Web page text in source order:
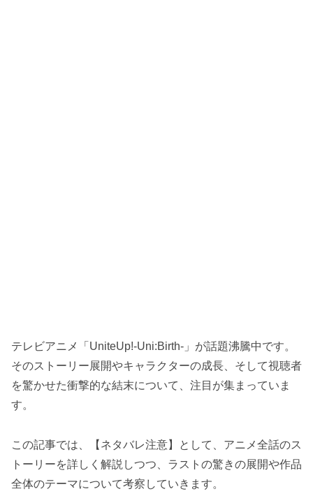
テレビアニメ「UniteUp!-Uni:Birth-」が話題沸騰中です。
そのストーリー展開やキャラクターの成長、そして視聴者
を驚かせた衝撃的な結末について、注目が集まっていま
す。
この記事では、【ネタバレ注意】として、アニメ全話のス
トーリーを詳しく解説しつつ、ラストの驚きの展開や作品
全体のテーマについて考察していきます。